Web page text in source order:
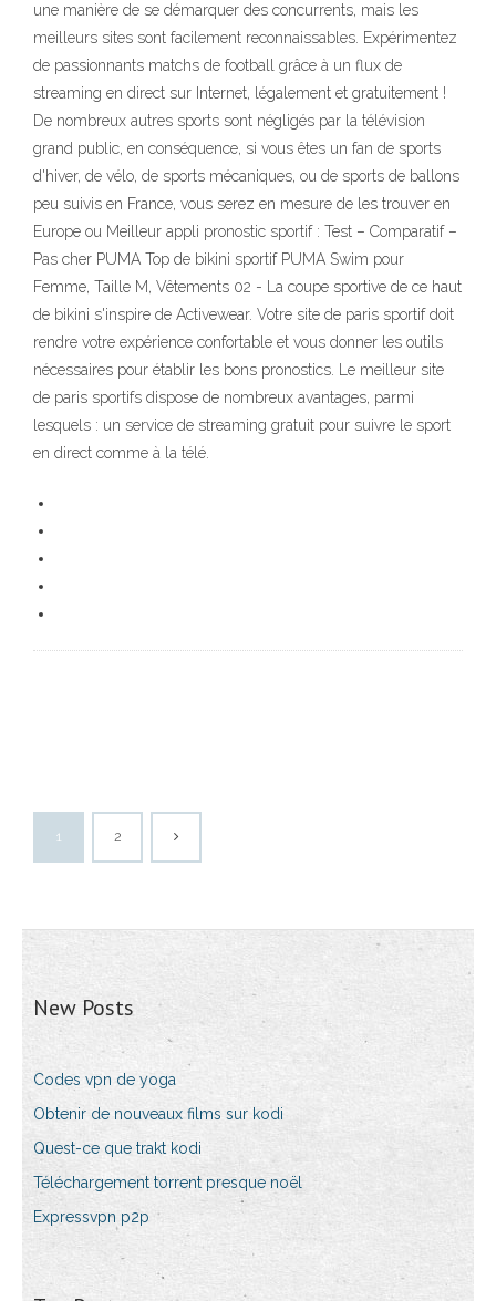
une manière de se démarquer des concurrents, mais les
meilleurs sites sont facilement reconnaissables. Expérimentez
de passionnants matchs de football grâce à un flux de
streaming en direct sur Internet, légalement et gratuitement !
De nombreux autres sports sont négligés par la télévision
grand public, en conséquence, si vous êtes un fan de sports
d'hiver, de vélo, de sports mécaniques, ou de sports de ballons
peu suivis en France, vous serez en mesure de les trouver en
Europe ou Meilleur appli pronostic sportif : Test – Comparatif –
Pas cher PUMA Top de bikini sportif PUMA Swim pour
Femme, Taille M, Vêtements 02 - La coupe sportive de ce haut
de bikini s'inspire de Activewear. Votre site de paris sportif doit
rendre votre expérience confortable et vous donner les outils
nécessaires pour établir les bons pronostics. Le meilleur site
de paris sportifs dispose de nombreux avantages, parmi
lesquels : un service de streaming gratuit pour suivre le sport
en direct comme à la télé.
1 2
New Posts
Codes vpn de yoga
Obtenir de nouveaux films sur kodi
Quest-ce que trakt kodi
Téléchargement torrent presque noël
Expressvpn p2p